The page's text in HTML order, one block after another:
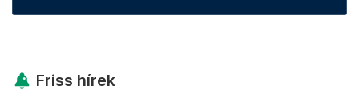
Friss hírek